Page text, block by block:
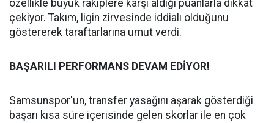
özellikle büyük rakiplere karşı aldığı puanlarla dikkat
çekiyor. Takım, ligin zirvesinde iddialı olduğunu
göstererek taraftarlarına umut verdi.
BAŞARILI PERFORMANS DEVAM EDİYOR!
Samsunspor'un, transfer yasağını aşarak gösterdiği
başarı kısa süre içerisinde gelen skorlar ile en çok